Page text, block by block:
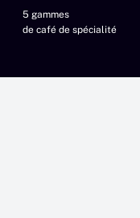
5 gammes
de café de spécialité